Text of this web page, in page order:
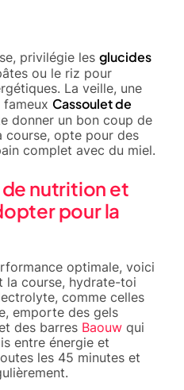
privilégie les glucides
ou le riz pour
La veille, une
Cassoulet de
donner un bon coup de
course, opte pour des
complet avec du miel.
nutrition et
pour la
optimale, voici
la course, hydrate-toi
comme celles
emporte des gels
des barres Baouw qui
entre énergie et
les 45 minutes et